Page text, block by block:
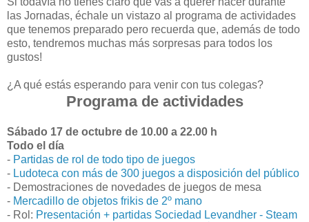
las Jornadas, échale un vistazo al programa de actividades
que tenemos preparado pero recuerda que, además de todo
esto, tendremos muchas más sorpresas para todos los
gustos!
¿A qué estás esperando para venir con tus colegas?
Programa de actividades
Sábado 17 de octubre de 10.00 a 22.00 h
Todo el día
- Partidas de rol de todo tipo de juegos
- Ludoteca con más de 300 juegos a disposición del público
- Demostraciones de novedades de juegos de mesa
- Mercadillo de objetos frikis de 2º mano
- Rol: Presentación + partidas Sociedad Levandher - Steam